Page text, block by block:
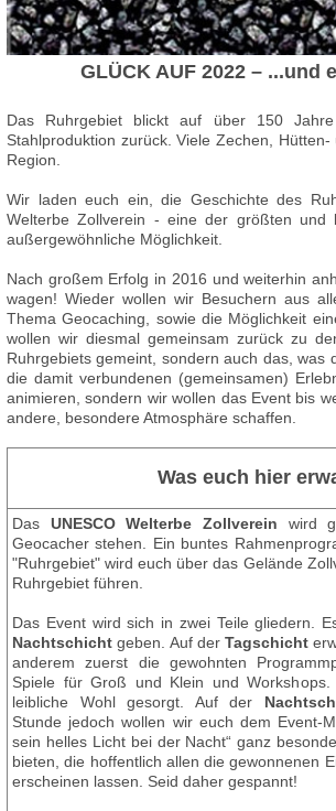
GLÜCK AUF 2022 –
Das Ruhrgebiet blickt auf über 150
Stahlproduktion zurück. Viele Zechen,
Region.
Wir laden euch ein, die Geschichte des
Welterbe Zollverein - eine der größten und
außergewöhnliche Möglichkeit.
Nach großem Erfolg in 2016 und weiterhin
wagen! Wieder wollen wir Besuchern aus
Thema Geocaching, sowie die Möglichkeit
wollen wir diesmal gemeinsam zurück zu
Ruhrgebiets gemeint, sondern auch das, was
die damit verbundenen (gemeinsamen)
animieren, sondern wir wollen das Event bis
andere, besondere Atmosphäre schaffen.
Was euch hier
Das UNESCO Welterbe Zollverein wird
Geocacher stehen. Ein buntes
"Ruhrgebiet" wird euch über das Gelände
Ruhrgebiet führen.
Das Event wird sich in zwei Teile gliedern.
Nachtschicht geben. Auf der Tagschicht
anderem zuerst die gewohnten
Spiele für Groß und Klein und
leibliche Wohl gesorgt. Auf der
Stunde jedoch wollen wir euch dem Event-
sein helles Licht bei der Nacht“ ganz
bieten, die hoffentlich allen die gewonnenen
erscheinen lassen. Seid daher gespannt!